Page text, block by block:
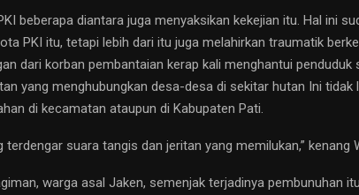
beberapa diantara juga menyaksikan kekejian itu. Hal ini
PKI itu, tetapi lebih dari itu juga melahirkan traumatik
dari korban pembantaian kerap kali menghantui penduduk
yang menghubungkan desa-desa di sekitar hutan Ini tidak
di kecamatan ataupun di Kabupaten Pati.
suara tangis dan jeritan yang memilukan,” kenang
warga asal Jaken, semenjak terjadinya pembunuhan